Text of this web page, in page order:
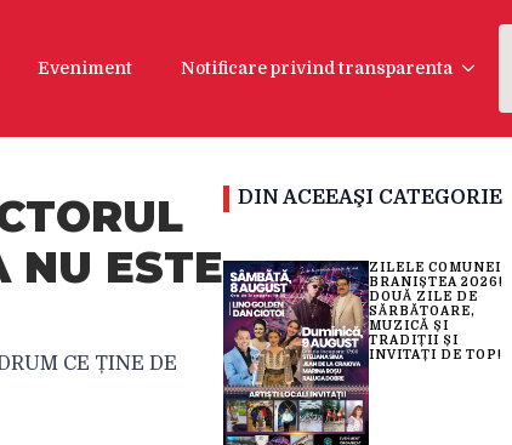
Eveniment Notificare privind transparenta
NU ESTE
CE ȚINE DE
DIN ACEEAŞI CATEGORIE
ZILELE COMUNEI
BRANIȘTEA 2026!
DOUĂ ZILE DE
SĂRBĂTOARE,
MUZICĂ ȘI
TRADIȚII ȘI
INVITAȚI DE TOP!